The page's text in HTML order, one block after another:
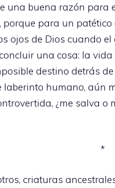
una buena razón para
para un
ojos de Dios cuando
una cosa: la
destino detrás
humano, aún
¿me salva o
*
criaturas